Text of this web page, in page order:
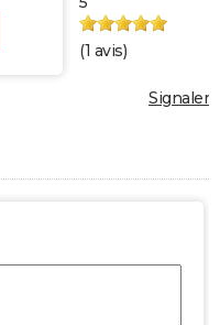
(1 avis)
Signaler